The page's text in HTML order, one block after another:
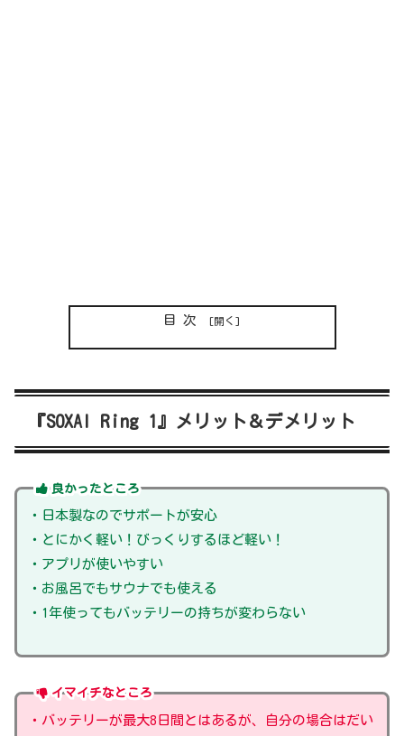
目次
『SOXAI Ring 1』メリット＆デメリット
良かったところ
・日本製なのでサポートが安心
・とにかく軽い！びっくりするほど軽い！
・アプリが使いやすい
・お風呂でもサウナでも使える
・1年使ってもバッテリーの持ちが変わらない
イマイチなところ
・バッテリーが最大8日間とはあるが、自分の場合はだい